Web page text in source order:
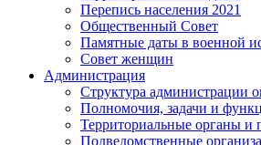
Перепись населения 2021
Общественный Совет
Памятные даты в военной
Совет женщин
Администрация
Структура администрации
Полномочия, задачи и
Территориальные органы и
Подведомственные